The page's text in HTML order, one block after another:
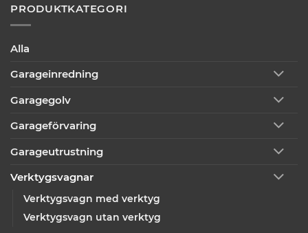
PRODUKTKATEGORI
Alla
Garageinredning
Garagegolv
Garageförvaring
Garageutrustning
Verktygsvagnar
Verktygsvagn med verktyg
Verktygsvagn utan verktyg